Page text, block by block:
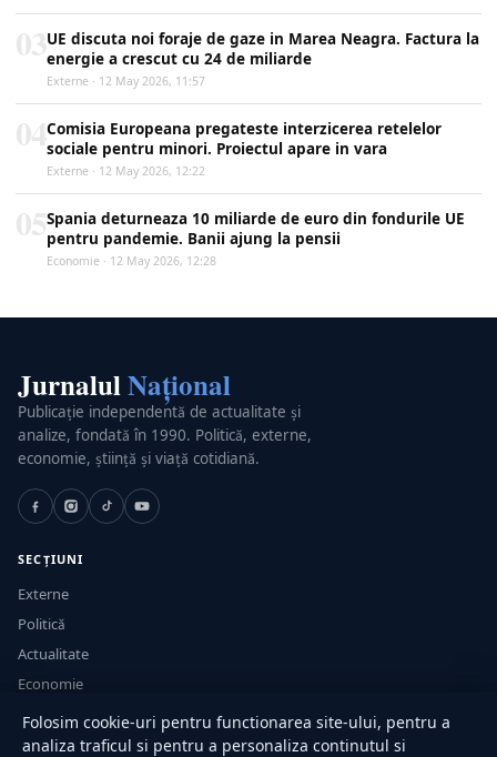
UE discuta noi foraje de gaze in Marea Neagra. Factura la
energie a crescut cu 24 de miliarde
Externe · 12 May 2026, 11:57
Comisia Europeana pregateste interzicerea retelelor
sociale pentru minori. Proiectul apare in vara
Externe · 12 May 2026, 12:22
Spania deturneaza 10 miliarde de euro din fondurile UE
pentru pandemie. Banii ajung la pensii
Economie · 12 May 2026, 12:28
JurnalulNațional
Publicație independentă de actualitate și
analize, fondată în 1990. Politică, externe,
economie, știință și viață cotidiană.
SECȚIUNI
Externe
Politică
Actualitate
Economie
Sănătate
Utile
Folosim cookie-uri pentru functionarea site-ului, pentru a
analiza traficul si pentru a personaliza continutul si